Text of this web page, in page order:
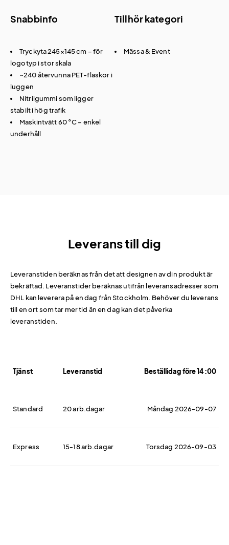
Snabbinfo
Tryckyta 245×145 cm – för
logotyp i stor skala
~240 återvunna PET-flaskor i
luggen
Nitrilgummi som ligger
stabilt i hög trafik
Maskintvätt 60 °C – enkel
underhåll
Tillhör kategori
Mässa & Event
Leverans till dig
Leveranstiden beräknas från det att designen av din produkt är
bekräftad. Leveranstider beräknas utifrån leveransadresser som
DHL kan leverera på en dag från Stockholm. Behöver du leverans
till en ort som tar mer tid än en dag kan det påverka
leveranstiden.
Tjänst Leveranstid Beställidag före 14:00
Standard 20 arb.dagar Måndag 2026-09-07
Express 15-18 arb.dagar Torsdag 2026-09-03